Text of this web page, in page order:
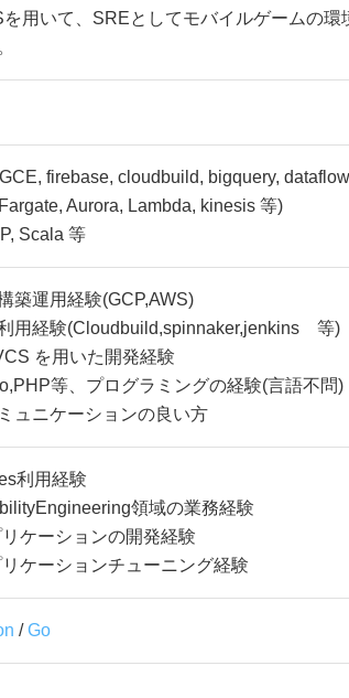
用いて、SREとしてモバイルゲームの
firebase, cloudbuild, bigquery,
Aurora, Lambda, kinesis 等)
Scala 等
築運用経験(GCP,AWS)
利用経験(Cloudbuild,spinnaker,jenkins 等)
を用いた開発経験
等、プログラミングの経験(言語不問)
ュニケーションの良い方
利用経験
領域の業務経験
リケーションの開発経験
リケーションチューニング経験
/Go